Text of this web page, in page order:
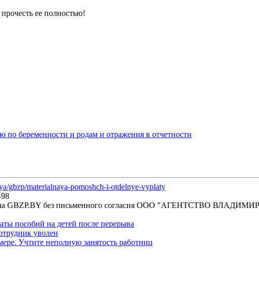
ее полностью!
беременности и родам и отражения в отчетности
gbzp/materialnaya-pomoshch-i-otdelnye-vyplaty
GBZP.BY без письменного согласия OOO "АГЕНТСТВО
пособий на детей после перерыва
уволен
Учтите неполную занятость работниц